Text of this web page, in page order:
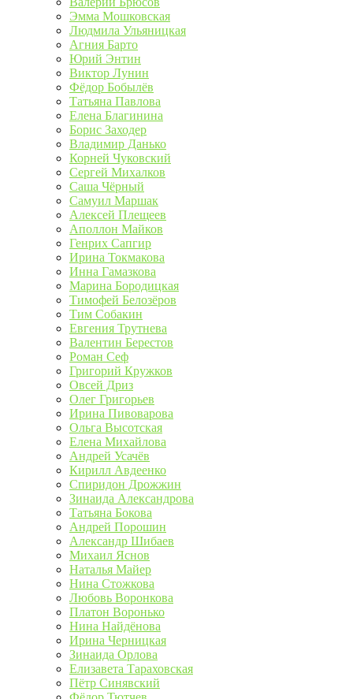
Эмма Мошковская
Людмила Ульяницкая
Агния Барто
Юрий Энтин
Виктор Лунин
Фёдор Бобылёв
Татьяна Павлова
Елена Благинина
Борис Заходер
Владимир Данько
Корней Чуковский
Сергей Михалков
Саша Чёрный
Самуил Маршак
Алексей Плещеев
Аполлон Майков
Генрих Сапгир
Ирина Токмакова
Инна Гамазкова
Марина Бородицкая
Тимофей Белозёров
Тим Собакин
Евгения Трутнева
Валентин Берестов
Роман Сеф
Григорий Кружков
Овсей Дриз
Олег Григорьев
Ирина Пивоварова
Ольга Высотская
Елена Михайлова
Андрей Усачёв
Кирилл Авдеенко
Спиридон Дрожжин
Зинаида Александрова
Татьяна Бокова
Андрей Порошин
Александр Шибаев
Михаил Яснов
Наталья Майер
Нина Стожкова
Любовь Воронкова
Платон Воронько
Нина Найдёнова
Ирина Черницкая
Зинаида Орлова
Елизавета Тараховская
Пётр Синявский